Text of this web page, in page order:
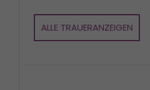
ALLE TRAUERANZEIGEN